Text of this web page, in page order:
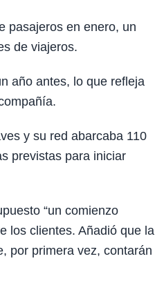
pasajeros en enero, un
de viajeros.
año antes, lo que refleja
y su red abarcaba 110
previstas para iniciar
“un comienzo
los clientes. Añadió que la
por primera vez, contarán